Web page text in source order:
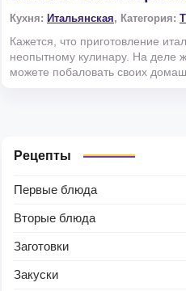
Кухня: Итальянская, Категория:
Кажется, что приготовление
неопытному кулинару. На деле
можете побаловать своих
Рецепты
Первые блюда
Вторые блюда
Заготовки
Закуски